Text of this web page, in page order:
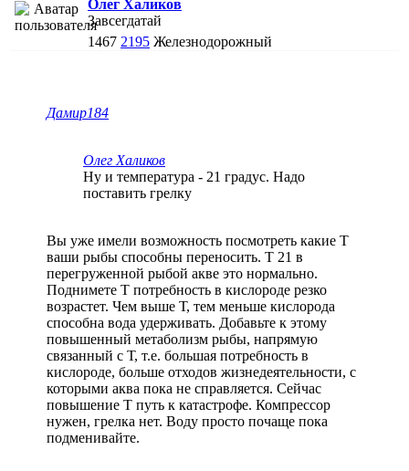
Олег Халиков
Завсегдатай
1467 2195 Железнодорожный
Дамир184
Олег Халиков
Ну и температура - 21 градус. Надо
поставить грелку
Вы уже имели возможность посмотреть какие Т
ваши рыбы способны переносить. Т 21 в
перегруженной рыбой акве это нормально.
Поднимете Т потребность в кислороде резко
возрастет. Чем выше Т, тем меньше кислорода
способна вода удерживать. Добавьте к этому
повышенный метаболизм рыбы, напрямую
связанный с Т, т.е. большая потребность в
кислороде, больше отходов жизнедеятельности, с
которыми аква пока не справляется. Сейчас
повышение Т путь к катастрофе. Компрессор
нужен, грелка нет. Воду просто почаще пока
подменивайте.